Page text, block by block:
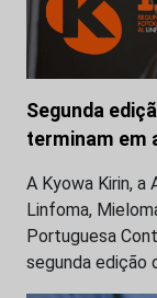
Segunda
terminam em
A Kyowa Kirin,
Linfoma,
Portuguesa
segunda